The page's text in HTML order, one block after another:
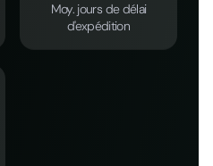
Moy. jours de délai
d'expédition